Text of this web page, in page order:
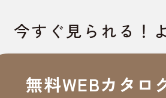
今すぐ見られる！
無料WEBカタロ